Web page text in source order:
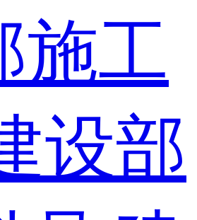
施工
设部